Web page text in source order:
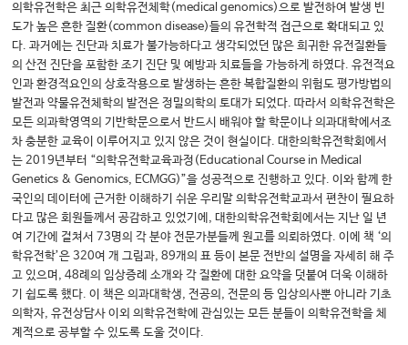
의학유전학은 최근 의학유전체학(medical genomics)으로 발전하여 발생 빈
도가 높은 흔한 질환(common disease)들의 유전학적 접근으로 확대되고 있
다. 과거에는 진단과 치료가 불가능하다고 생각되었던 많은 희귀한 유전질환들
의 산전 진단을 포함한 조기 진단 및 예방과 치료들을 가능하게 하였다. 유전적요
인과 환경적요인의 상호작용으로 발생하는 흔한 복합질환의 위험도 평가방법의
발전과 약물유전체학의 발전은 정밀의학의 토대가 되었다. 따라서 의학유전학은
모든 의과학영역의 기반학문으로서 반드시 배워야 할 학문이나 의과대학에서조
차 충분한 교육이 이루어지고 있지 않은 것이 현실이다. 대한의학유전학회에서
는 2019년부터 “의학유전학교육과정(Educational Course in Medical
Genetics & Genomics, ECMGG)”을 성공적으로 진행하고 있다. 이와 함께 한
국인의 데이터에 근거한 이해하기 쉬운 우리말 의학유전학교과서 편찬이 필요하
다고 많은 회원들께서 공감하고 있었기에, 대한의학유전학회에서는 지난 일 년
여 기간에 걸쳐서 73명의 각 분야 전문가분들께 원고를 의뢰하였다. 이에 책 ‘의
학유전학’은 320여 개 그림과, 89개의 표 등이 본문 전반의 설명을 자세히 해 주
고 있으며, 48례의 임상증례 소개와 각 질환에 대한 요약을 덧붙여 더욱 이해하
기 쉽도록 했다. 이 책은 의과대학생, 전공의, 전문의 등 임상의사뿐 아니라 기초
의학자, 유전상담사 이외 의학유전학에 관심있는 모든 분들이 의학유전학을 체
계적으로 공부할 수 있도록 도울 것이다.